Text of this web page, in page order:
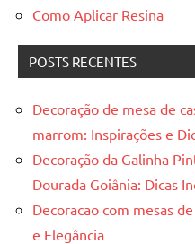
Como Aplicar Resina
POSTS RECENTES
Decoração de mesa de
marrom: Inspirações e
Decoração da Galinha
Dourada Goiânia: Dicas
Decoracao com mesas
e Elegância